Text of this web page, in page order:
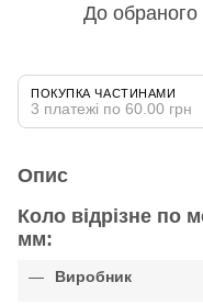
До обраного
ПОКУПКА ЧАСТИНАМИ
3 платежі по 60.00 грн
Опис
Коло відрізне по
мм:
Виробник